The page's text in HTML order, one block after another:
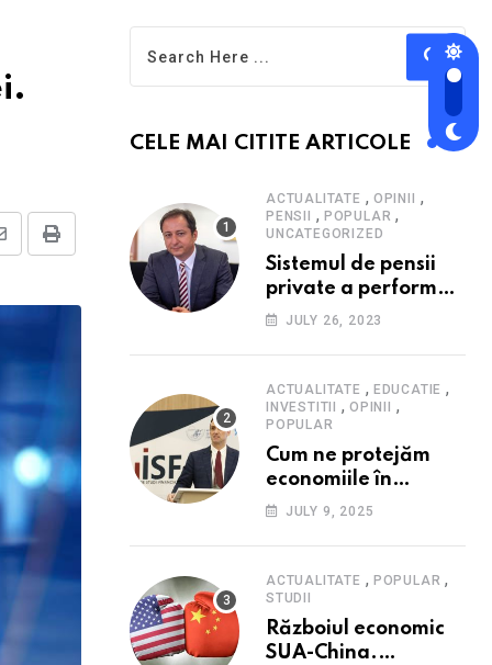
Print
CELE MAI CITITE ARTICOLE
ACTUALITATE , OPINII ,
PENSII , POPULAR ,
UNCATEGORIZED
Sistemul de pensii
private a performat
în 2023: randament
și plăți la maxim
istoric, rol esențial în
cadrul ofertei
Hidroelectrica,
reziliența la crize
JULY 26, 2023
ACTUALITATE , EDUCATIE ,
INVESTITII , OPINII ,
POPULAR
Cum ne protejăm
economiile în
contextul crizei
Valentin Ionescu,
președinte Institutul
de Studii Financiare
(ISF)
JULY 9, 2025
ACTUALITATE , POPULAR ,
STUDII
Războiul economic
SUA-China.